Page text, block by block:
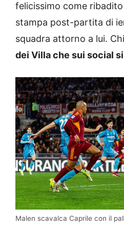
felicissimo come
stampa post-partita di
squadra attorno a lui.
dei Villa che sui social
Malen scavalca Caprile con il